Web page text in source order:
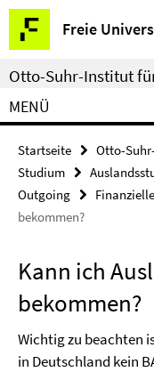
Springe
direkt
zu
Inhalt
Freie
Service-
Navigation
Otto-Suhr-Institut
MENÜ
Startseite
Otto-
Studium
Outgoing
bekommen?
Kann ich
bekommen?
Wichtig zu beachten
in Deutschland kein